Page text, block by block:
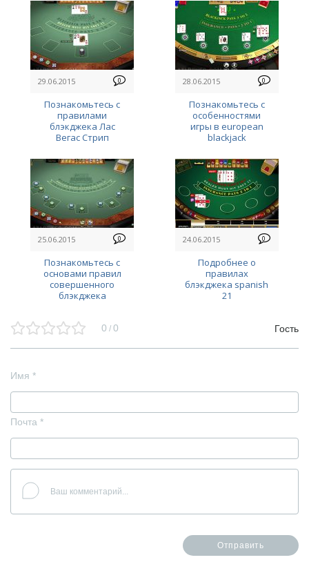
29.06.2015 0
Познакомьтесь с
правилами
блэкджека Лас
Вегас Стрип
28.06.2015 0
Познакомьтесь с
особенностями
игры в european
blackjack
25.06.2015 0
Познакомьтесь с
основами правил
совершенного
блэкджека
24.06.2015 0
Подробнее о
правилах
блэкджека spanish
21
0 / 0 Гость
Имя *
Почта *